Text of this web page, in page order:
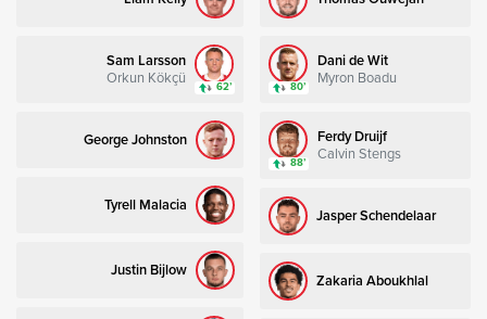
Sam Larsson
Orkun Kökçü
62’
George Johnston
Tyrell Malacia
Justin Bijlow
Dani de Wit
Myron Boadu
80’
Ferdy Druijf
Calvin Stengs
88’
Jasper Schendelaar
Zakaria Aboukhlal